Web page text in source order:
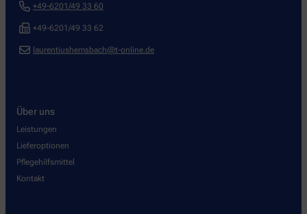
+49-6201/49 33 60
+49-6201/49 33 62
laurentiushemsbach@t-online.de
Über uns
Leistungen
Lieferoptionen
Pflegehilfsmittel
Kontakt